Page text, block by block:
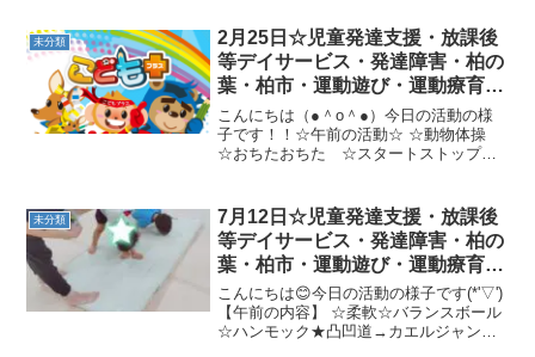
ーストップ☆数字あわせ★色指定忍者歩
き→色指定ジャン...
未分類
2月25日☆児童発達支援・放課後
等デイサービス・発達障害・柏の
葉・柏市・運動遊び・運動療育・
プログラム・楽しい療育
こんにちは（●＾o＾●）今日の活動の様
子です！！☆午前の活動☆ ☆動物体操
☆おちたおちた ☆スタートストップ鈴
り、凸凹さつまいもかかしポーズ、ラダ
ーグーパージャンプ、...
未分類
7月12日☆児童発達支援・放課後
等デイサービス・発達障害・柏の
葉・柏市・運動遊び・運動療育・
プログラム・楽しい療育
こんにちは😊今日の活動の様子です(*'▽')
【午前の内容】 ☆柔軟☆バランスボール
☆ハンモック★凸凹道→カエルジャンプ